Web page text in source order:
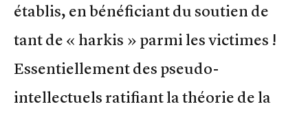
établis, en bénéficiant du soutien de
tant de « harkis » parmi les victimes !
Essentiellement des pseudo-
intellectuels ratifiant la théorie de la